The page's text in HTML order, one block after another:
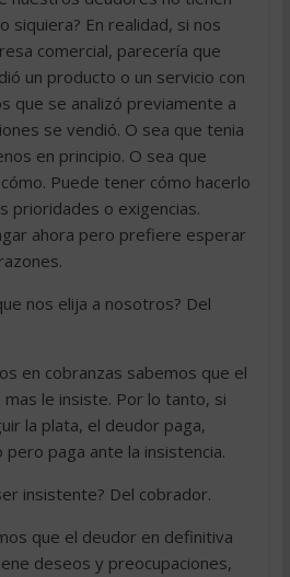
siquiera? En realidad, si nos
comercial, parecería que
un producto o un servicio con
que se analizó previamente a
se vendió. O sea que tenia
en principio. O sea que
Puede tener cómo hacerlo
prioridades o exigencias.
ahora pero prefiere esperar
nos elija a nosotros? Del
en cobranzas sabemos que el
le insiste. Por lo tanto, si
la plata, el deudor paga,
pero paga ante la insistencia.
insistente? Del cobrador.
que el deudor en definitiva
deseos y preocupaciones,